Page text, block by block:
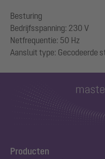
Besturing
Bedrijfsspanning: 230 V
Netfrequentie: 50 Hz
Producten